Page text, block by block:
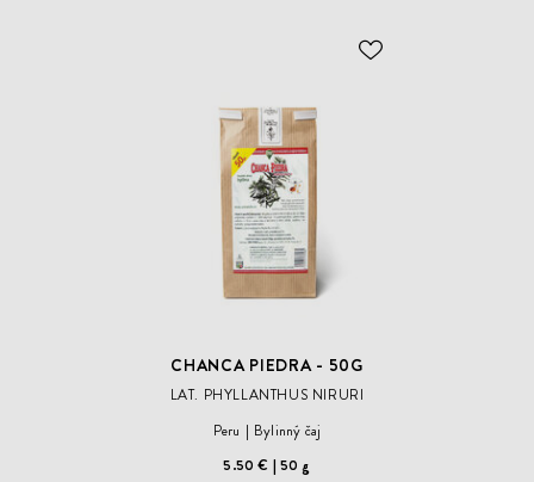
ODOBER
CHANCA PIEDRA - 50G
LAT. PHYLLANTHUS NIRURI
Peru
Bylinný čaj
5.50 €
50 g